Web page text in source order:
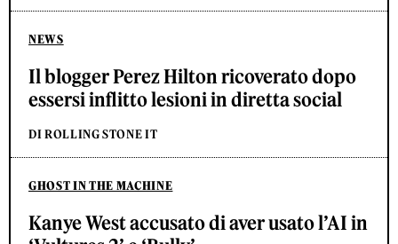
NEWS
Il blogger Perez Hilton ricoverato dopo
essersi inflitto lesioni in diretta social
DI ROLLING STONE IT
GHOST IN THE MACHINE
Kanye West accusato di aver usato l’AI in